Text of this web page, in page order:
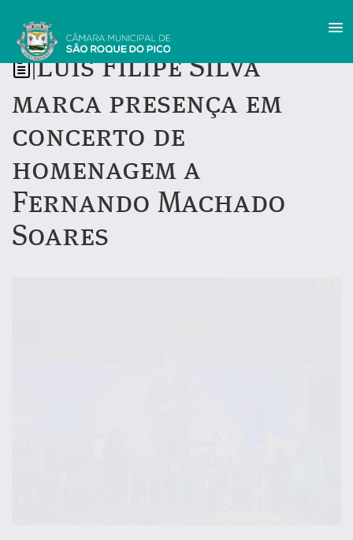
Luís Filipe Silva
marca presença em
concerto de
homenagem a
Fernando Machado
Soares